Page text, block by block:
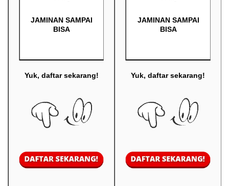
JAMINAN SAMPAI
BISA
Yuk, daftar sekarang!
JAMINAN SAMPAI
BISA
Yuk, daftar sekarang!